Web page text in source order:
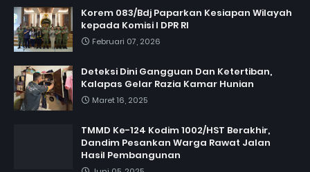
Korem 083/Bdj Paparkan Kesiapan Wilayah
kepada Komisi I DPR RI
Februari 07, 2026
Deteksi Dini Gangguan Dan Ketertiban,
Kalapas Gelar Razia Kamar Hunian
Maret 16, 2025
TMMD Ke-124 Kodim 1002/HST Berakhir,
Dandim Pesankan Warga Rawat Jalan
Hasil Pembangunan